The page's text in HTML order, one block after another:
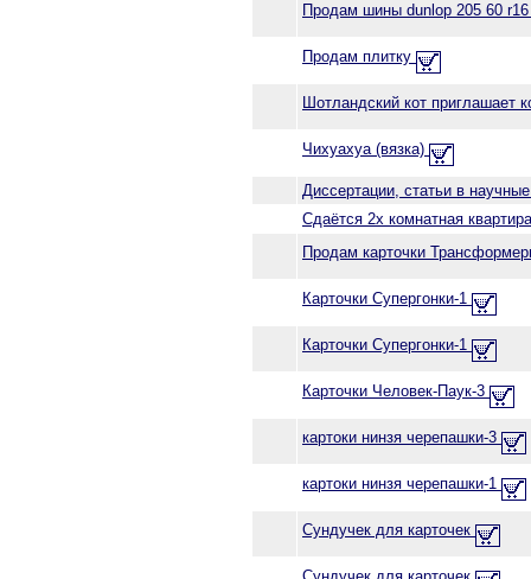
Продам шины dunlop 205 60
Продам плитку
Шотландский кот приглашает
Чихуахуа (вязка)
Диссертации, статьи в
Сдаётся 2х комнатная
Продам карточки
Карточки Супергонки-1
Карточки Супергонки-1
Карточки Человек-Паук-3
картоки нинзя черепашки-3
картоки нинзя черепашки-1
Сундучек для карточек